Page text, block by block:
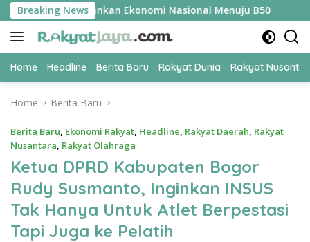
Skip
to
content
Breaking News
Kunci Amankan Ekonomi Nasional Menuju B50
Home Headline Berita Baru Rakyat Dunia Rakyat
Home Berita Baru
Berita Baru, Ekonomi Rakyat, Headline, Rakyat Daerah, Rakyat
Nusantara, Rakyat Olahraga
Ketua DPRD Kabupaten Bogor
Rudy Susmanto, Inginkan INSUS
Tak Hanya Untuk Atlet Berpestasi
Tapi Juga ke Pelatih